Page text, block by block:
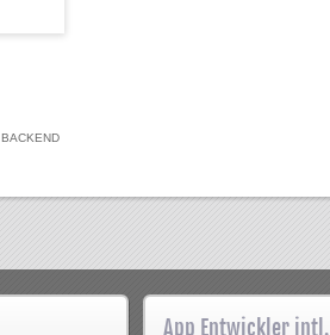
BACKEND
App Entwickler intl.